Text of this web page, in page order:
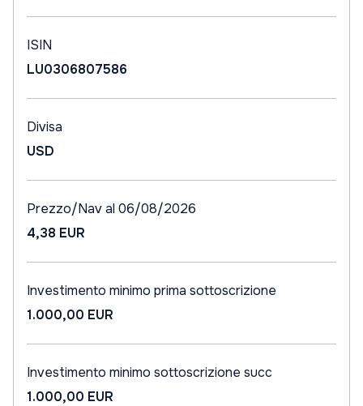
ISIN
LU0306807586
Divisa
USD
Prezzo/Nav al 06/08/2026
4,38 EUR
Investimento minimo prima sottoscrizione
1.000,00 EUR
Investimento minimo sottoscrizione succ
1.000,00 EUR